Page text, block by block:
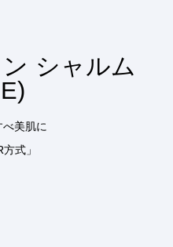
シャルム
美肌に
式」